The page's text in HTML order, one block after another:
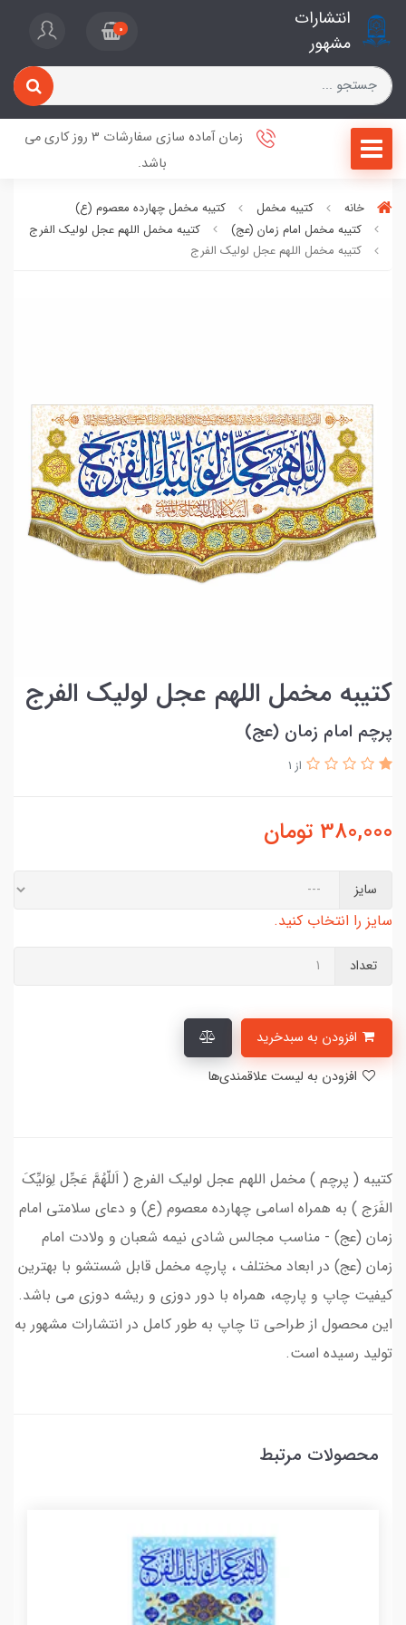
انتشارات
مشهور
0
زمان آماده سازی سفارشات 3 روز کاری می
باشد.
خانه کتیبه مخمل
کتیبه مخمل چهارده معصوم (ع)
کتیبه مخمل امام زمان (عج)
کتیبه مخمل اللهم عجل لولیک الفرج
کتیبه مخمل اللهم عجل لولیک الفرج
کتیبه مخمل اللهم عجل لولیک الفرج
پرچم امام زمان (عج)
از 1
380,000 تومان
سایز
سایز را انتخاب کنید.
تعداد
کتیبه ( پرچم ) مخمل اللهم عجل لولیک الفرج ( اَللّهُمَّ عَجِّل لِوَلیِّکَ
الفَرَج ) به همراه اسامی چهارده معصوم (ع) و دعای سلامتی امام
زمان (عج) - مناسب مجالس شادی نیمه شعبان و ولادت امام
زمان (عج) در ابعاد مختلف ، پارچه مخمل قابل شستشو با بهترین
کیفیت چاپ و پارچه، همراه با دور دوزی و ریشه دوزی می باشد.
این محصول از طراحی تا چاپ به طور کامل در انتشارات مشهور به
تولید رسیده است.
محصولات مرتبط